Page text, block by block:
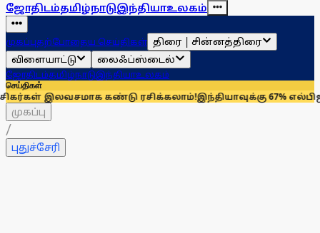
ஜோதிடம்தமிழ்நாடுஇந்தியாஉலகம்
முகப்புதற்போதைய செய்திகள் திரை | சின்னத்திரை
விளையாட்டு
லைஃப்ஸ்டைல்
ஜோதிடம்தமிழ்நாடுஇந்தியாஉலகம்
செய்திகள்
கண்டு ரசிக்கலாம்!இந்தியாவுக்கு 67% எல்பிஜி
முகப்பு
/
புதுச்சேரி